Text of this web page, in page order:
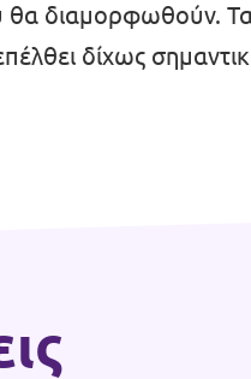
θα διαμορφωθούν.
δίχως